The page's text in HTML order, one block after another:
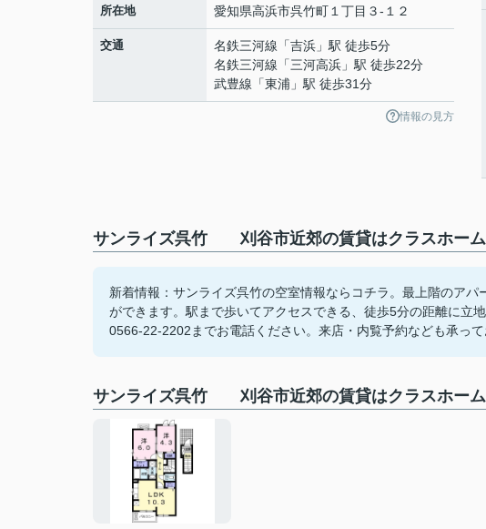
所在地 愛知県高浜市呉竹町 １丁目３-１２
交通 名鉄三河線 「吉浜 」駅 徒歩5分
名鉄三河線 「三河高浜 」駅 徒歩22分
武豊線 「東浦 」駅 徒歩31分
情報の見方
サンライズ呉竹 刈谷市近郊の賃貸はクラスホーム
新着情報：サンライズ呉竹の空室情報ならコチラ。最上階のア
ができます。駅まで歩いてアクセスできる、徒歩5分の距離に立
0566-22-2202までお電話ください。来店・内覧予約なども承って
サンライズ呉竹 刈谷市近郊の賃貸はクラスホーム